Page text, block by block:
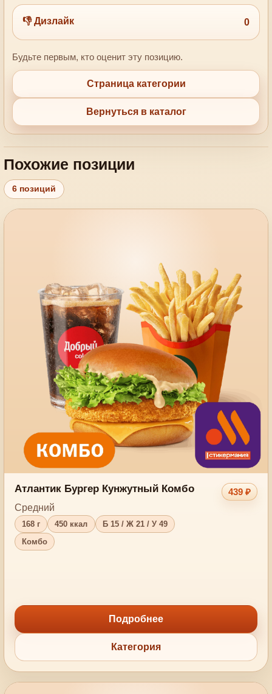
👎 Дизлайк 0
Будьте первым, кто оценит эту позицию.
Страница категории
Вернуться в каталог
Похожие позиции
6 позиций
Атлантик Бургер Кунжутный Комбо
439 ₽
Средний
168 г 450 ккал
Б 15 / Ж 21 / У 49
Комбо
Подробнее
Категория